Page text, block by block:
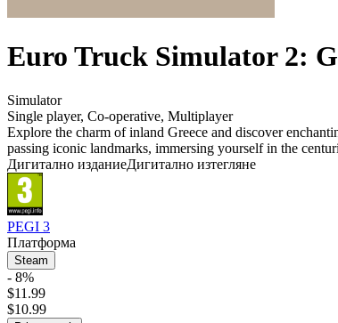
Euro Truck Simulator 2:
Simulator
Single player, Co-operative, Multiplayer
Explore the charm of inland Greece and discover
passing iconic landmarks, immersing yourself in the
Дигитално изданиеДигитално изтегляне
PEGI 3
Платформа
Steam
- 8%
$11.99
$10.99